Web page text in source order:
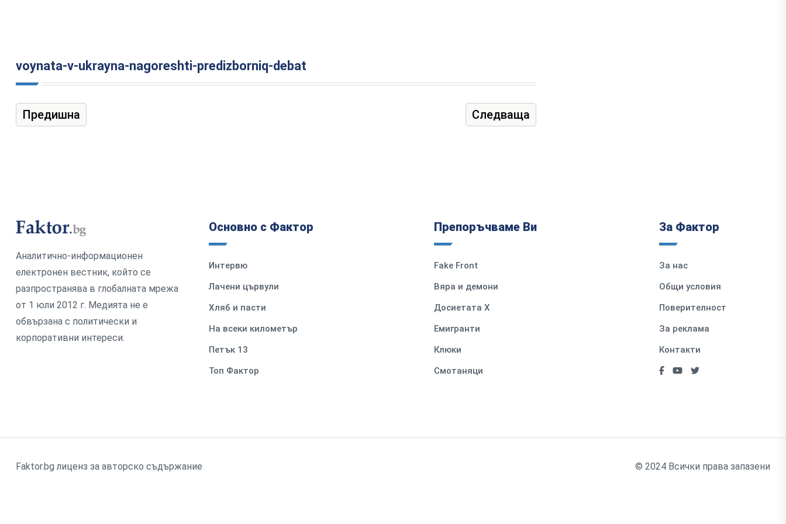
voynata-v-ukrayna-nagoreshti-predizborniq-debat
Предишна Следваща
Аналитично-информационен
електронен вестник, който се
разпространява в глобалната мрежа
от 1 юли 2012 г. Медията не е
обвързана с политически и
корпоративни интереси.
Основно с Фактор
Интервю
Лачени цървули
Хляб и пасти
На всеки километър
Петък 13
Топ Фактор
Препоръчваме Ви
Fake Front
Вяра и демони
Досиетата Х
Емигранти
Клюки
Смотаняци
За Фактор
За нас
Общи условия
Поверителност
За реклама
Контакти
Faktor.bg лиценз за авторско съдържание © 2024 Всички права запазени